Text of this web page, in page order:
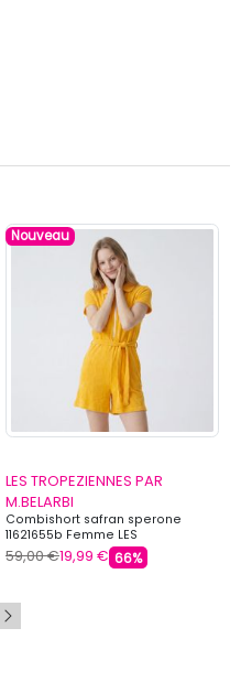
Nouveau
LES TROPEZIENNES PAR
M.BELARBI
Combishort safran sperone
11621655b Femme LES
TROPEZIENNES PAR M.BELARBI
59,00 €19,99 € 66%